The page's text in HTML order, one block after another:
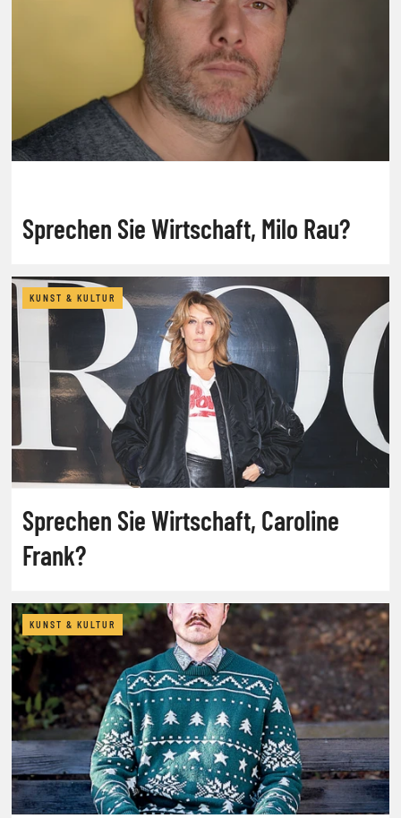
Sprechen Sie Wirtschaft, Milo Rau?
KUNST & KULTUR
Sprechen Sie Wirtschaft, Caroline
Frank?
KUNST & KULTUR